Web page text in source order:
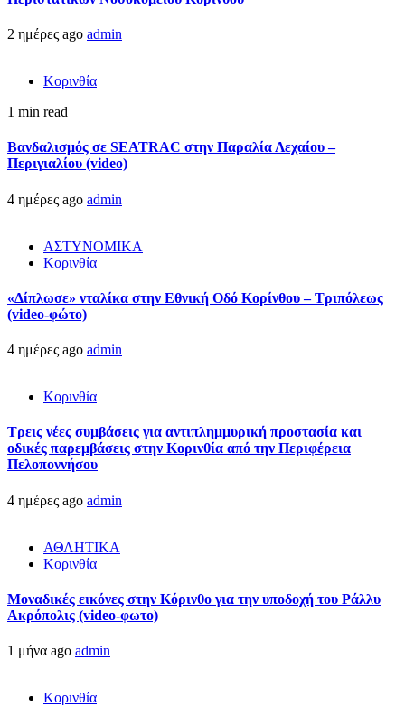
2 ημέρες ago admin
Κορινθία
1 min read
Βανδαλισμός σε SEATRAC στην Παραλία Λεχαίου –
Περιγιαλίου (video)
4 ημέρες ago admin
ΑΣΤΥΝΟΜΙΚΑ
Κορινθία
«Δίπλωσε» νταλίκα στην Εθνική Oδό Κορίνθου – Τριπόλεως
(video-φώτο)
4 ημέρες ago admin
Κορινθία
Τρεις νέες συμβάσεις για αντιπλημμυρική προστασία και
οδικές παρεμβάσεις στην Κορινθία από την Περιφέρεια
Πελοποννήσου
4 ημέρες ago admin
ΑΘΛΗΤΙΚΑ
Κορινθία
Μοναδικές εικόνες στην Κόρινθο για την υποδοχή του Ράλλυ
Ακρόπολις (video-φωτο)
1 μήνα ago admin
Κορινθία